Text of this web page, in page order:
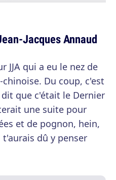
Jacques Annaud
JJA qui a eu le nez de
Du coup, c'est
que c'était le Dernier
une suite pour
et de pognon, hein,
t'aurais dû y penser